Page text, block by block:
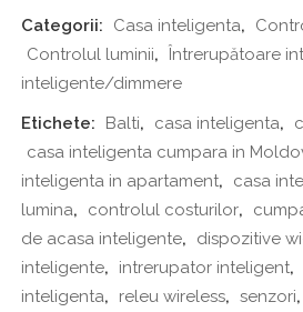
Categorii: Casa inteligenta,
Controlul luminii, Întrerupătoare
inteligente/dimmere
Etichete:
Balti, casa inteligenta,
casa inteligenta cumpara in
inteligenta in apartament, casa
lumina, controlul costurilor,
de acasa inteligente, dispozitive
inteligente, intrerupator inteligent,
inteligenta, releu wireless, senzori,